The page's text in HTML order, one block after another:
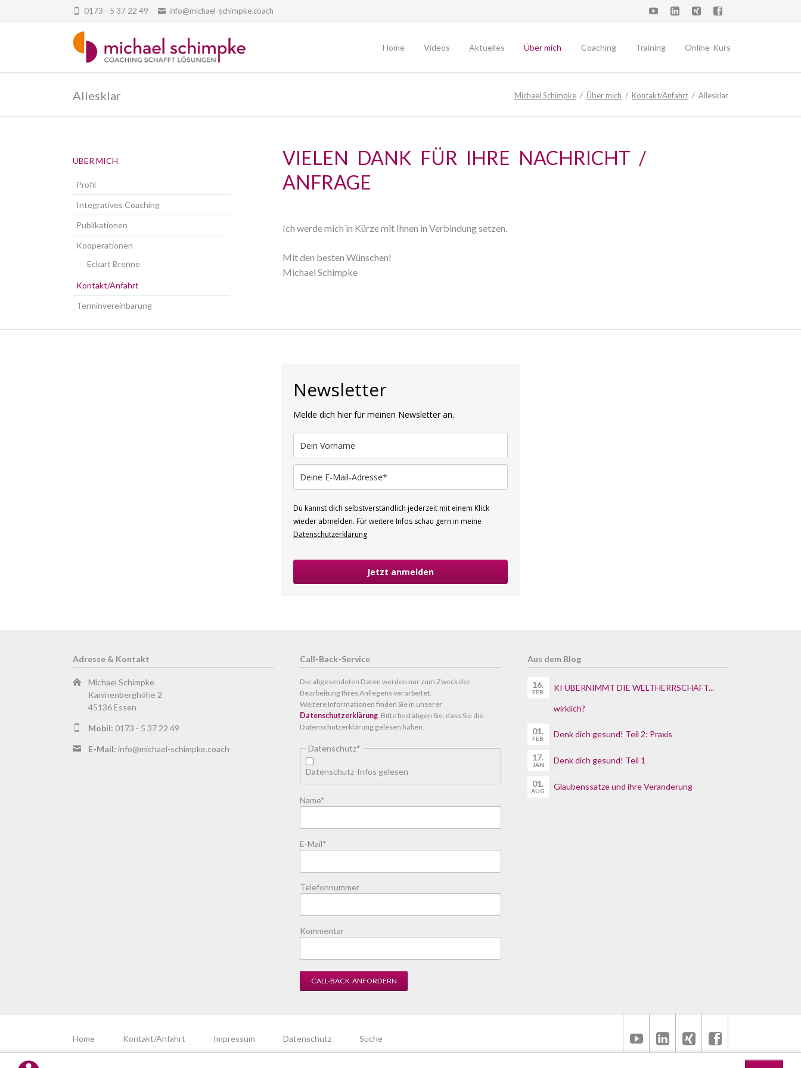
0173 - 5 37 22 49 info@michael-schimpke.coach
Home Videos Aktuelles
Podcast
Über mich
Integratives Coaching
Publikationen
Eckart Brenne
Coaching
Privatklienten
Supervision
Training Online-Kurs
Allesklar Michael Schimpke Über mich Kontakt/Anfahrt Allesklar
VIELEN DANK FÜR IHRE NACHRICHT /
ANFRAGE
Ich werde mich in Kürze mit Ihnen in Verbindung setzen.
Mit den besten Wünschen!
Michael Schimpke
Navigation
ÜBER MICH
Profil
Integratives Coaching
Publikationen
Kooperationen
Eckart Brenne
Kontakt/Anfahrt
Terminvereinbarung
Newsletter
Melde dich hier für meinen Newsletter an.
Du kannst dich selbstverständlich jederzeit mit einem Klick
wieder abmelden. Für weitere Infos schau gern in meine
Datenschutzerklärung.
Jetzt anmelden
Adresse & Kontakt
Michael Schimpke
Kaninenberghöhe 2
45136 Essen
Mobil: 0173 - 5 37 22 49
E-Mail: info@michael-schimpke.coach
Call-Back-Service
Die abgesendeten Daten werden nur zum Zweck der
Bearbeitung Ihres Anliegens verarbeitet.
Weitere Informationen finden Sie in unserer
Datenschutzerklärung. Bitte bestätigen Sie, dass Sie die
Datenschutzerklärung gelesen haben.
Pflichtfeld
Datenschutz*
Datenschutz-Infos gelesen
Pflichtfeld
Name*
Pflichtfeld
E-Mail*
Telefonnummer
Kommentar
CALL-BACK ANFORDERN
Aus dem Blog
16.
FEB KI ÜBERNIMMT DIE WELTHERRSCHAFT...
wirklich?
01.
FEB Denk dich gesund! Teil 2: Praxis
17.
JAN Denk dich gesund! Teil 1
01.
AUG Glaubenssätze und ihre Veränderung
Home Kontakt/Anfahrt Impressum Datenschutz Suche